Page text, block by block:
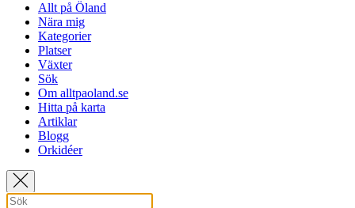
Allt på Öland
Nära mig
Kategorier
Platser
Växter
Sök
Om alltpaoland.se
Hitta på karta
Artiklar
Blogg
Orkidéer